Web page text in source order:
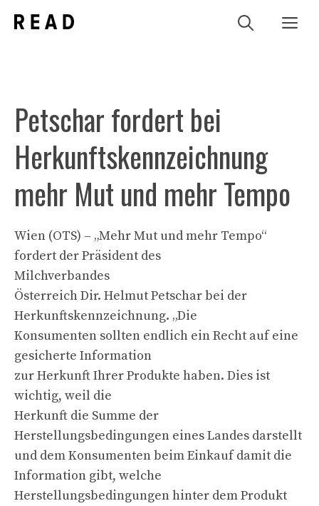
Inhalt
Petschar fordert bei
Herkunftskennzeichnung
mehr Mut und mehr Tempo
Wien (OTS) – „Mehr Mut und mehr Tempo“
fordert der Präsident des
Milchverbandes
Österreich Dir. Helmut Petschar bei der
Herkunftskennzeichnung. „Die
Konsumenten sollten endlich ein Recht auf eine
gesicherte Information
zur Herkunft Ihrer Produkte haben. Dies ist
wichtig, weil die
Herkunft die Summe der
Herstellungsbedingungen eines Landes darstellt
und dem Konsumenten beim Einkauf damit die
Information gibt, welche
Herstellungsbedingungen hinter dem Produkt